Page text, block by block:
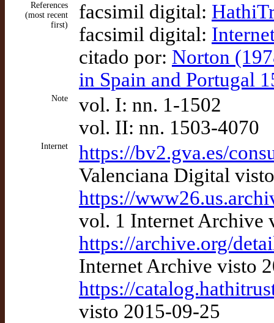
References
(most recent
first)
facsimil digital:
facsimil digital:
citado por: Norton
in Spain and Portugal
Note
vol. I: nn. 1-1502
vol. II: nn. 1503-4070
Internet
https://bv2.gva.es/
Valenciana Digital
https://
vol. 1 Internet Archive
https://archive.org/
Internet Archive visto
https://
visto 2015-09-25